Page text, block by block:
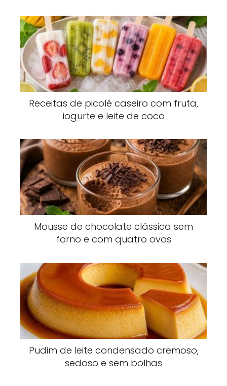
Receitas de picolé caseiro com fruta,
iogurte e leite de coco
Mousse de chocolate clássica sem
forno e com quatro ovos
Pudim de leite condensado cremoso,
sedoso e sem bolhas